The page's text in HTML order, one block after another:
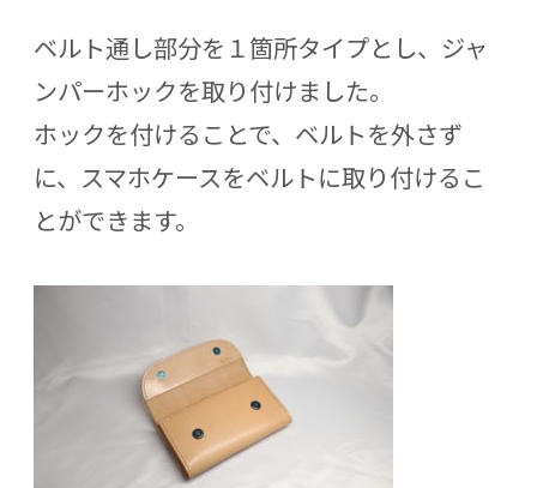
ベルト通し部分を１箇所タイプとし、ジャ
ンパーホックを取り付けました。
ホックを付けることで、ベルトを外さず
に、スマホケースをベルトに取り付けるこ
とができます。